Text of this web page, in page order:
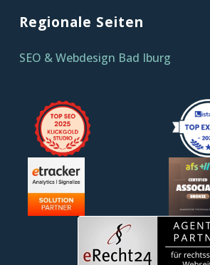
Regionale Seiten
SEO & Webdesign Bad Iburg